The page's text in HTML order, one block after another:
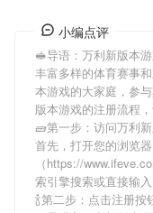
小编点评
🥪导语： 万利新版本
丰富多样的体育赛事
本游戏的大家庭，参
版本游戏的注册流程
🧱第一步：访问万利
首先，打开您的浏览
（https://
索引擎搜索或直接输入
🍾第二步：点击注册按